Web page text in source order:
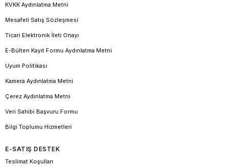
KVKK Aydınlatma Metni
Mesafeli Satış Sözleşmesi
Ticari Elektronik İleti Onayı
E-Bülten Kayıt Formu Aydınlatma Metni
Uyum Politikası
Kamera Aydınlatma Metni
Çerez Aydınlatma Metni
Veri Sahibi Başvuru Formu
Bilgi Toplumu Hizmetleri
E-SATIŞ DESTEK
Teslimat Koşulları